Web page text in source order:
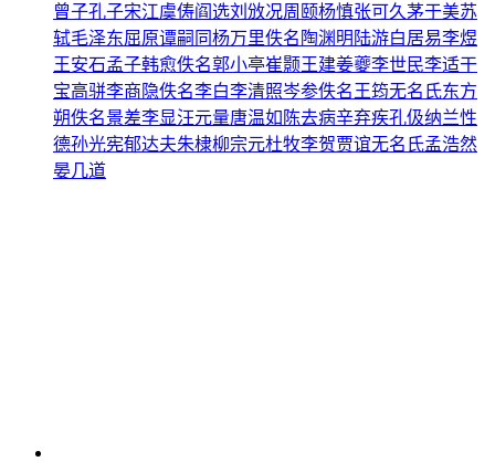
曾子孔子宋江虞俦阎选刘攽况周颐杨慎张可久茅于美苏
轼毛泽东屈原谭嗣同杨万里佚名 陶渊明 陆游白居易李煜
王安石孟子韩愈佚名郭小亭崔颢王建姜夔李世民李适干
宝高骈李商隐佚名李白李清照岑参佚名 王筠无名氏东方
朔佚名景差李显汪元量唐温如 陈去病辛弃疾孔伋纳兰性
德孙光宪郁达夫朱棣柳宗元杜牧李贺贾谊无名氏孟浩然
晏几道